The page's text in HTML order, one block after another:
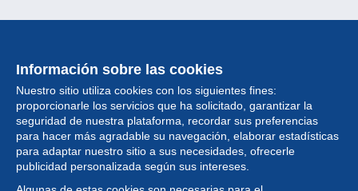
Información sobre las cookies
Nuestro sitio utiliza cookies con los siguientes fines:
proporcionarle los servicios que ha solicitado, garantizar la
seguridad de nuestra plataforma, recordar sus preferencias
para hacer más agradable su navegación, elaborar estadísticas
para adaptar nuestro sitio a sus necesidades, ofrecerle
publicidad personalizada según sus intereses.
Colección